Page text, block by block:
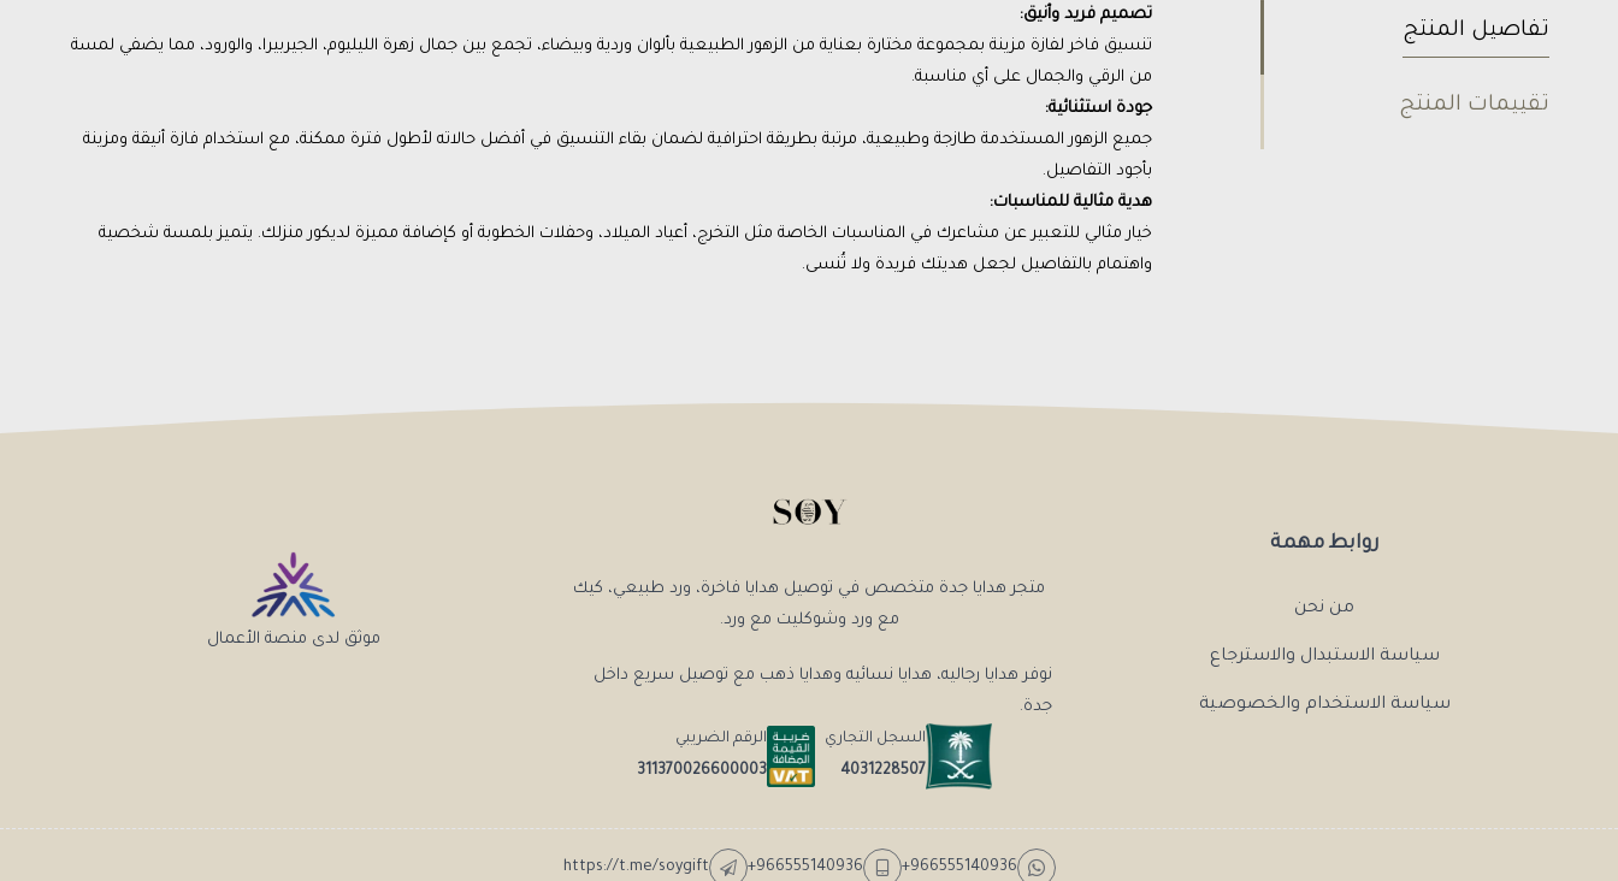
تفاصيل المنتج
تقييمات المنتج
تصميم فريد وأنيق:
تنسيق فاخر لفازة مزينة بمجموعة مختارة بعناية من الزهور الطبيعية بألوان وردية وبيضاء، تجمع بين جمال زهرة الليليوم، الجيربيرا، والورود، مما يضفي لمسة
من الرقي والجمال على أي مناسبة.
جودة استثنائية:
جميع الزهور المستخدمة طازجة وطبيعية، مرتبة بطريقة احترافية لضمان بقاء التنسيق في أفضل حالاته لأطول فترة ممكنة، مع استخدام فازة أنيقة ومزينة
بأجود التفاصيل.
هدية مثالية للمناسبات:
خيار مثالي للتعبير عن مشاعرك في المناسبات الخاصة مثل التخرج، أعياد الميلاد، وحفلات الخطوبة أو كإضافة مميزة لديكور منزلك. يتميز بلمسة شخصية
واهتمام بالتفاصيل لجعل هديتك فريدة ولا تُنسى.
روابط مهمة
من نحن
سياسة الاستبدال والاسترجاع
سياسة الاستخدام والخصوصية
متجر هدايا جدة متخصص في توصيل هدايا فاخرة، ورد طبيعي، كيك
مع ورد وشوكليت مع ورد.
نوفر هدايا رجاليه، هدايا نسائيه وهدايا ذهب مع توصيل سريع داخل
جدة.
السجل التجاري
4031228507
الرقم الضريبي
311370026600003
موثق لدى منصة الأعمال
+966555140936
+966555140936
https://t.me/soygift